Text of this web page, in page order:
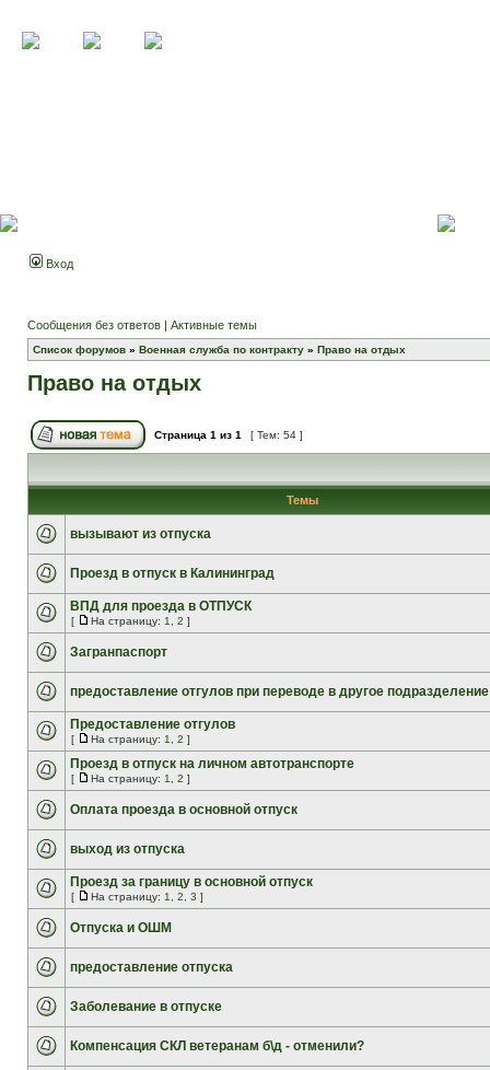
Вход
Сообщения без ответов | Активные темы
Список форумов » Военная служба по контракту » Право на отдых
Право на отдых
Страница 1 из 1 [ Тем: 54 ]
Темы
вызывают из отпуска
Проезд в отпуск в Калининград
ВПД для проезда в ОТПУСК
[ На страницу: 1 2 ]
Загранпаспорт
предоставление отгулов при переводе в другое подразделение
Предоставление отгулов
[ На страницу: 1 2 ]
Проезд в отпуск на личном автотранспорте
[ На страницу: 1 2 ]
Оплата проезда в основной отпуск
выход из отпуска
Проезд за границу в основной отпуск
[ На страницу: 1 2 3 ]
Отпуска и ОШМ
предоставление отпуска
Заболевание в отпуске
Компенсация СКЛ ветеранам б\д - отменили?